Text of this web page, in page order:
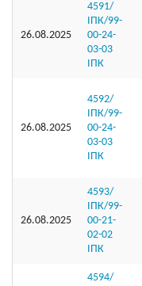
26.08.2025
4591/
ІПК/99-
00-24-
03-03
ІПК
26.08.2025
4592/
ІПК/99-
00-24-
03-03
ІПК
26.08.2025
4593/
ІПК/99-
00-21-
02-02
ІПК
4594/